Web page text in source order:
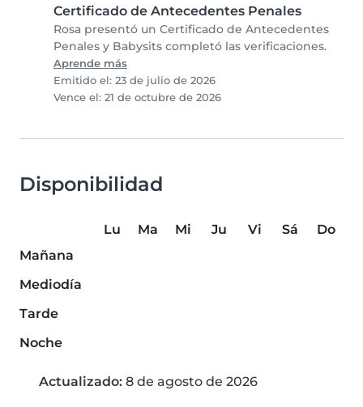
Certificado de Antecedentes Penales
Rosa presentó un Certificado de Antecedentes
Penales y Babysits completó las verificaciones.
Aprende más
Emitido el: 23 de julio de 2026
Vence el: 21 de octubre de 2026
Disponibilidad
Lu Ma Mi Ju Vi Sá
Do
Mañana
Mediodía
Tarde
Noche
Actualizado: 8 de agosto de 2026